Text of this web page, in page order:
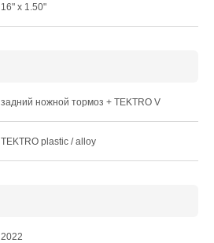
16" x 1.50"
задний ножной тормоз + TEKTRO V
TEKTRO plastic / alloy
2022